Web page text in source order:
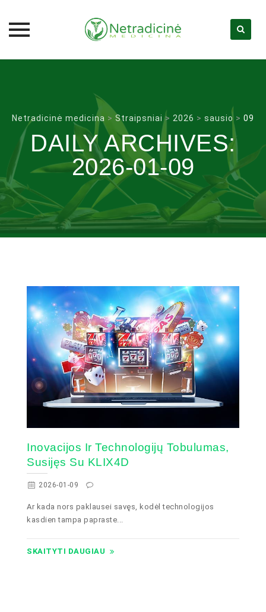
Netradicinė medicina > Straipsniai > 2026 > sausio > 09
DAILY ARCHIVES:
2026-01-09
Inovacijos Ir Technologijų Tobulumas,
Susijęs Su KLIX4D
2026-01-09
Ar kada nors paklausei savęs, kodėl technologijos
kasdien tampa papraste...
SKAITYTI DAUGIAU